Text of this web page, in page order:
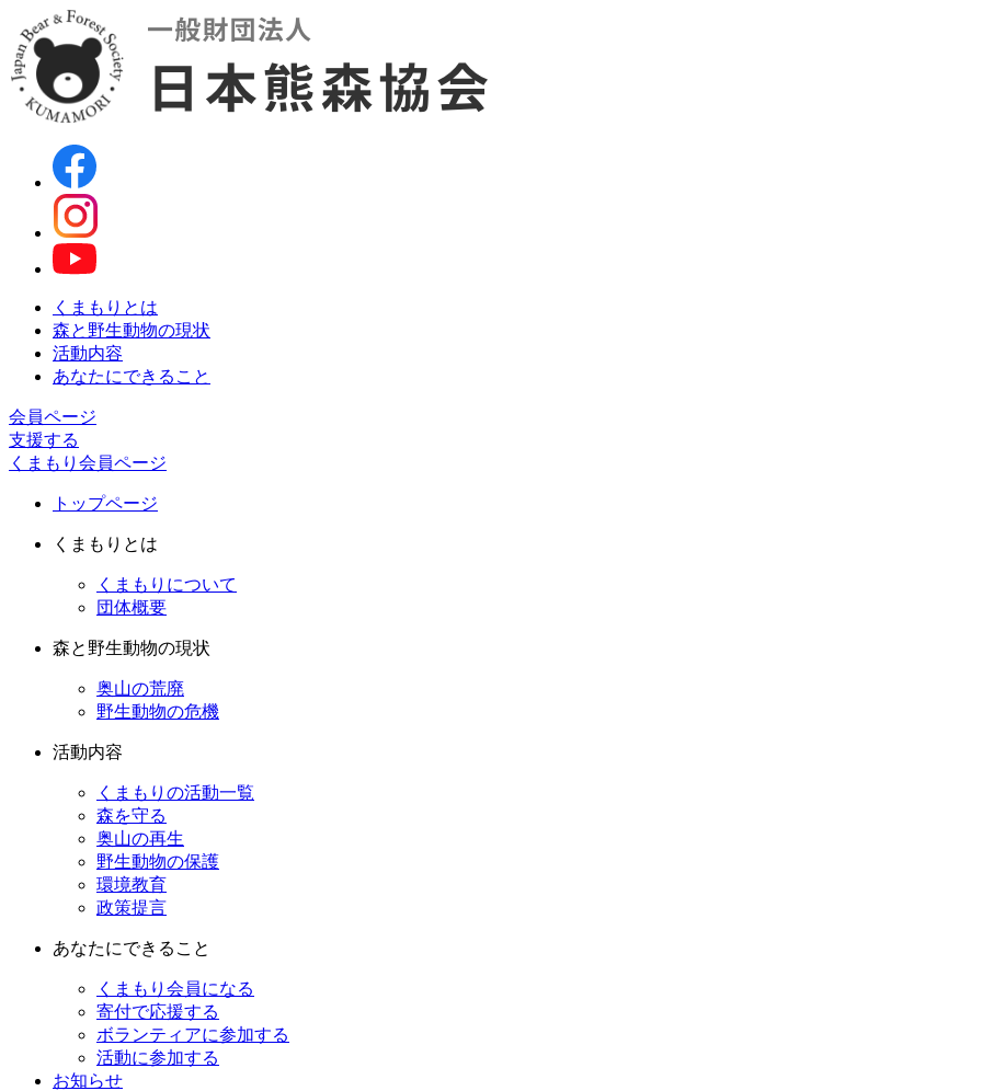
くまもりとは
森と野生動物の現状
活動内容
あなたにできること
会員ページ
支援する
くまもり会員ページ
トップページ
くまもりとは
くまもりについて
団体概要
森と野生動物の現状
奥山の荒廃
野生動物の危機
活動内容
くまもりの活動一覧
森を守る
奥山の再生
野生動物の保護
環境教育
政策提言
あなたにできること
くまもり会員になる
寄付で応援する
ボランティアに参加する
活動に参加する
お知らせ